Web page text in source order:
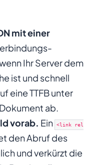
mit einer
Ihr Server dem
ist und schnell
eine TTFB unter
ab.
vorab. Ein <link rel
den Abruf des
und verkürzt die